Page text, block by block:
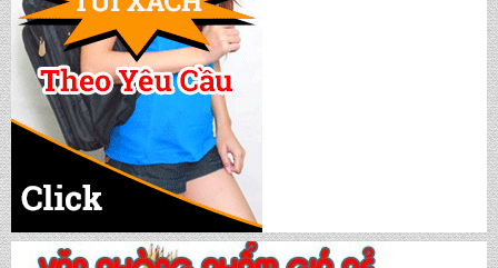
CẶP HỌC SINH MS: TN 5015
CẶP HỌC SINH MS: TN 5014
CẶP HỌC SINH MS: TN 5013